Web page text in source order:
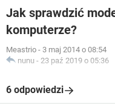
Jak sprawdzić
komputerze?
Meastrio - 3 maj 2014 o 08:54
nunu - 23 paź 2019 o 05:36
6 odpowiedzi